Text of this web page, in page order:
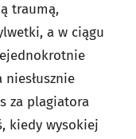
traumą,
a w ciągu
za plagiatora
kiedy wysokiej